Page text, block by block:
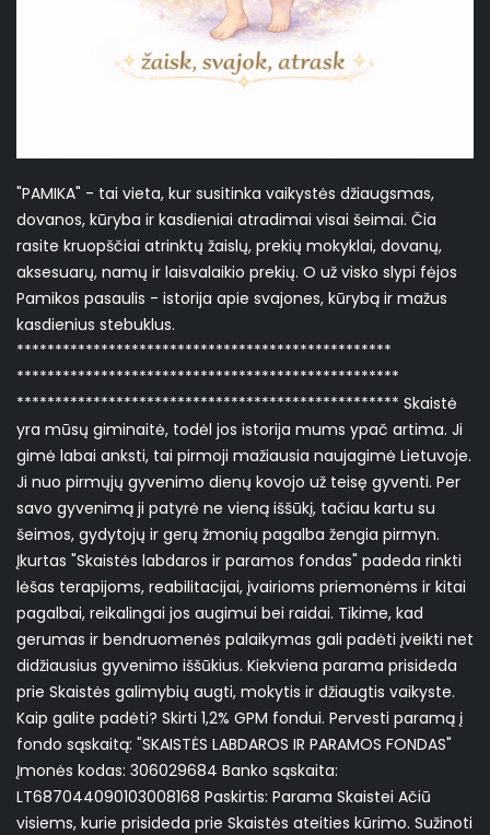
"PAMIKA" - tai vieta, kur susitinka vaikystės džiaugsmas,
dovanos, kūryba ir kasdieniai atradimai visai šeimai. Čia
rasite kruopščiai atrinktų žaislų, prekių mokyklai, dovanų,
aksesuarų, namų ir laisvalaikio prekių. O už visko slypi fėjos
Pamikos pasaulis - istorija apie svajones, kūrybą ir mažus
kasdienius stebuklus.
*************************************************
**************************************************
************************************************** Skaistė
yra mūsų giminaitė, todėl jos istorija mums ypač artima. Ji
gimė labai anksti, tai pirmoji mažiausia naujagimė Lietuvoje.
Ji nuo pirmųjų gyvenimo dienų kovojo už teisę gyventi. Per
savo gyvenimą ji patyrė ne vieną iššūkį, tačiau kartu su
šeimos, gydytojų ir gerų žmonių pagalba žengia pirmyn.
Įkurtas "Skaistės labdaros ir paramos fondas" padeda rinkti
lėšas terapijoms, reabilitacijai, įvairioms priemonėms ir kitai
pagalbai, reikalingai jos augimui bei raidai. Tikime, kad
gerumas ir bendruomenės palaikymas gali padėti įveikti net
didžiausius gyvenimo iššūkius. Kiekviena parama prisideda
prie Skaistės galimybių augti, mokytis ir džiaugtis vaikyste.
Kaip galite padėti? Skirti 1,2% GPM fondui. Pervesti paramą į
fondo sąskaitą: "SKAISTĖS LABDAROS IR PARAMOS FONDAS"
Įmonės kodas: 306029684 Banko sąskaita:
LT687044090103008168 Paskirtis: Parama Skaistei Ačiū
visiems, kurie prisideda prie Skaistės ateities kūrimo. Sužinoti